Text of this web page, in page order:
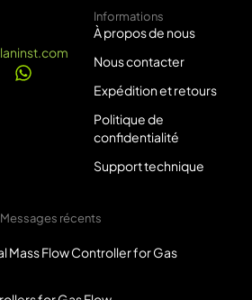
Informations
À propos de nous
Nous contacter
Expédition et retours
Politique de
confidentialité
Support technique
Messages récents
Mass Flow Controller for Gas